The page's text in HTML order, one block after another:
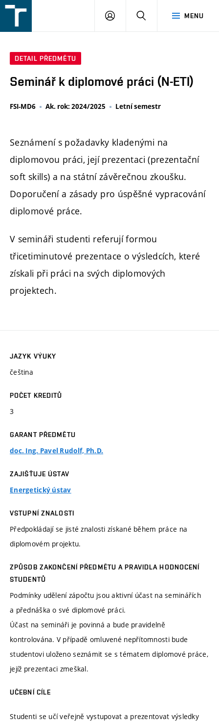
v
MENU
PŘIHLÁŠENÍ
DETAIL PŘEDMĚTU
Seminář k diplomové práci (N-ETI)
FSI-MD6 Ak. rok: 2024/2025 Letní semestr
Seznámení s požadavky kladenými na
diplomovou práci, její prezentaci (prezentační
soft skills) a na státní závěrečnou zkoušku.
Doporučení a zásady pro úspěšné vypracování
diplomové práce.
V semináři studenti referují formou
třicetiminutové prezentace o výsledcích, které
získali při práci na svých diplomových
projektech.
JAZYK VÝUKY
čeština
POČET KREDITŮ
3
GARANT PŘEDMĚTU
doc. Ing. Pavel Rudolf, Ph.D.
ZAJIŠŤUJE ÚSTAV
Energetický ústav
VSTUPNÍ ZNALOSTI
Předpokládají se jisté znalosti získané během práce na
diplomovém projektu.
ZPŮSOB ZAKONČENÍ PŘEDMĚTU A PRAVIDLA HODNOCENÍ
STUDENTŮ
Podmínky udělení zápočtu jsou aktivní účast na seminářích
a přednáška o své diplomové práci.
Účast na semináři je povinná a bude pravidelně
kontrolována. V případě omluvené nepřítomnosti bude
studentovi uloženo seznámit se s tématem diplomové práce,
jejíž prezentaci zmeškal.
UČEBNÍ CÍLE
Studenti se učí veřejně vystupovat a prezentovat výsledky